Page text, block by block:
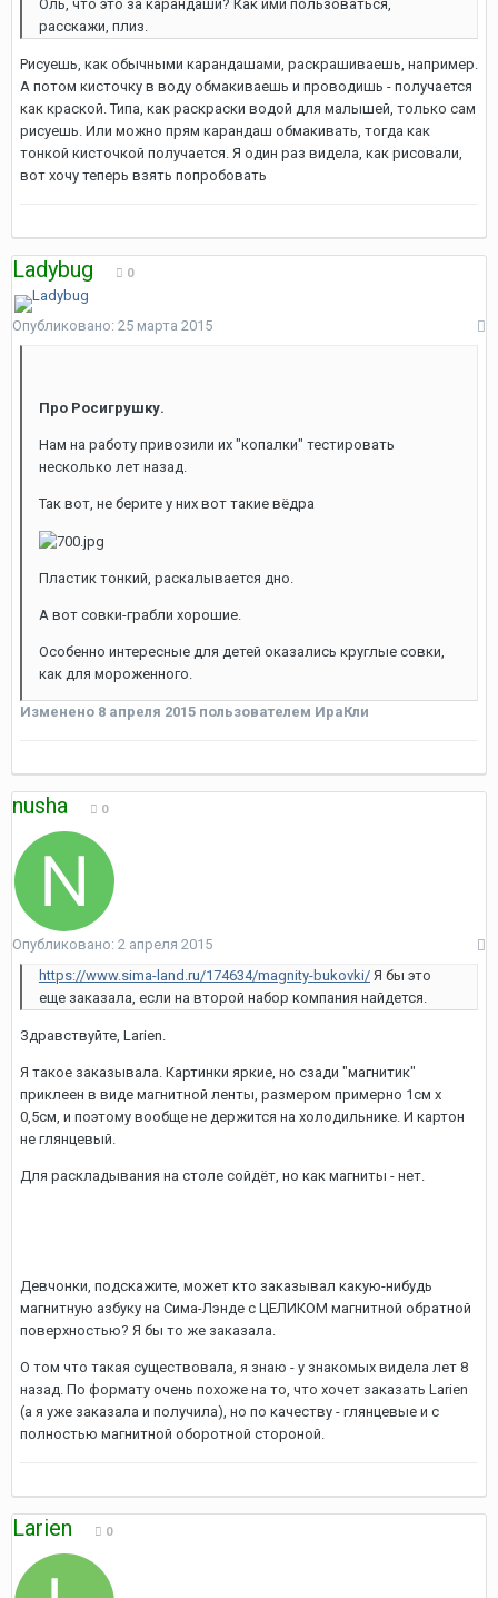
Оль, что это за карандаши? Как ими пользоваться,
расскажи, плиз.
Рисуешь, как обычными карандашами, раскрашиваешь, например.
А потом кисточку в воду обмакиваешь и проводишь - получается
как краской. Типа, как раскраски водой для малышей, только сам
рисуешь. Или можно прям карандаш обмакивать, тогда как
тонкой кисточкой получается. Я один раз видела, как рисовали,
вот хочу теперь взять попробовать
Ladybug 0
Опубликовано: 25 марта 2015
Про Росигрушку.
Нам на работу привозили их "копалки" тестировать
несколько лет назад.
Так вот, не берите у них вот такие вёдра
Пластик тонкий, раскалывается дно.
А вот совки-грабли хорошие.
Особенно интересные для детей оказались круглые совки,
как для мороженного.
Изменено 8 апреля 2015 пользователем ИраКли
nusha 0
Опубликовано: 2 апреля 2015
https://www.sima-land.ru/174634/magnity-bukovki/ Я бы это
еще заказала, если на второй набор компания найдется.
Здравствуйте, Larien.
Я такое заказывала. Картинки яркие, но сзади "магнитик"
приклеен в виде магнитной ленты, размером примерно 1см х
0,5см, и поэтому вообще не держится на холодильнике. И картон
не глянцевый.
Для раскладывания на столе сойдёт, но как магниты - нет.
Девчонки, подскажите, может кто заказывал какую-нибудь
магнитную азбуку на Сима-Лэнде с ЦЕЛИКОМ магнитной обратной
поверхностью? Я бы то же заказала.
О том что такая существовала, я знаю - у знакомых видела лет 8
назад. По формату очень похоже на то, что хочет заказать Larien
(а я уже заказала и получила), но по качеству - глянцевые и с
полностью магнитной оборотной стороной.
Larien 0